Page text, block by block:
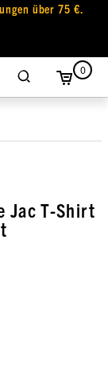
über 75 €.
0
Jac T-Shirt